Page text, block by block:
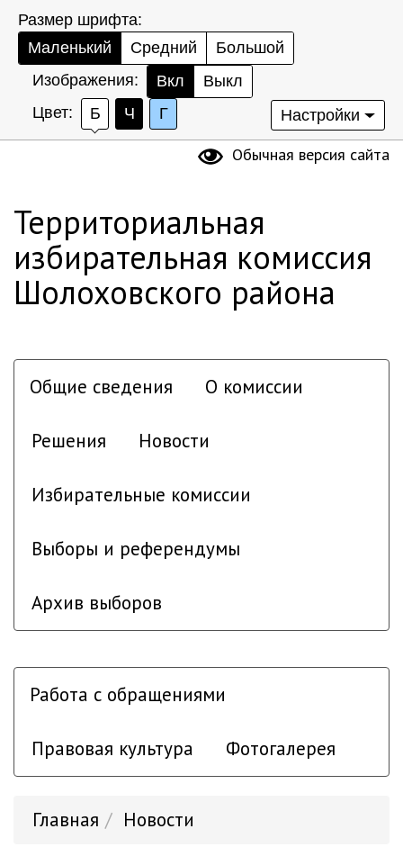
Размер шрифта:
Маленький
Средний
Большой
Изображения:
Вкл
Выкл
Цвет:
Б Ч Г Настройки
Обычная версия сайта
Территориальная
избирательная комиссия
Шолоховского района
Общие сведения О комиссии
Решения Новости
Избирательные комиссии
Выборы и референдумы
Архив выборов
Работа с обращениями
Правовая культура Фотогалерея
Главная Новости